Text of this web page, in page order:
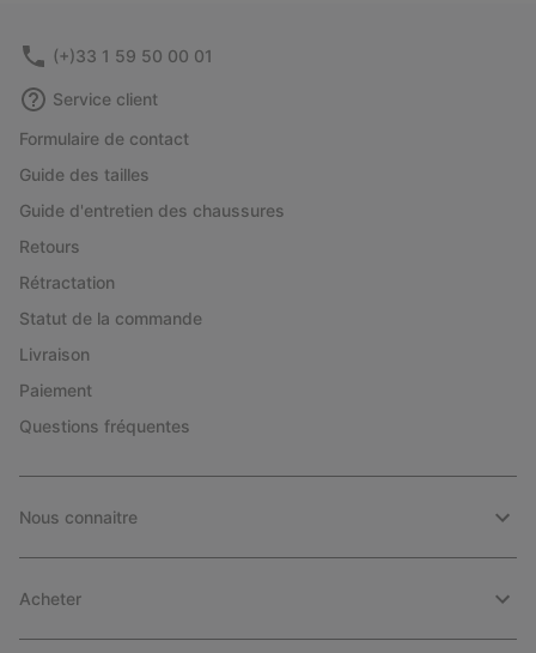
(+)33 1 59 50 00 01
Service client
Formulaire de contact
Guide des tailles
Guide d'entretien des chaussures
Retours
Rétractation
Statut de la commande
Livraison
Paiement
Questions fréquentes
Nous connaitre
Acheter